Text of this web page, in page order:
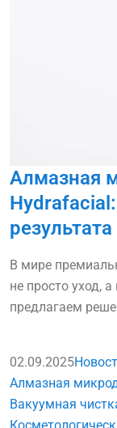
Алмазная
результата
В мире
не просто уход,
предлагаем
02.09.2025
Алмазная
Вакуумная